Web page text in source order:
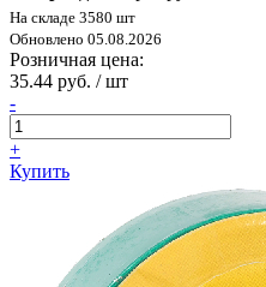
На складе 3580 шт
Обновлено 05.08.2026
Розничная цена:
35.44 руб. / шт
-
+
Купить